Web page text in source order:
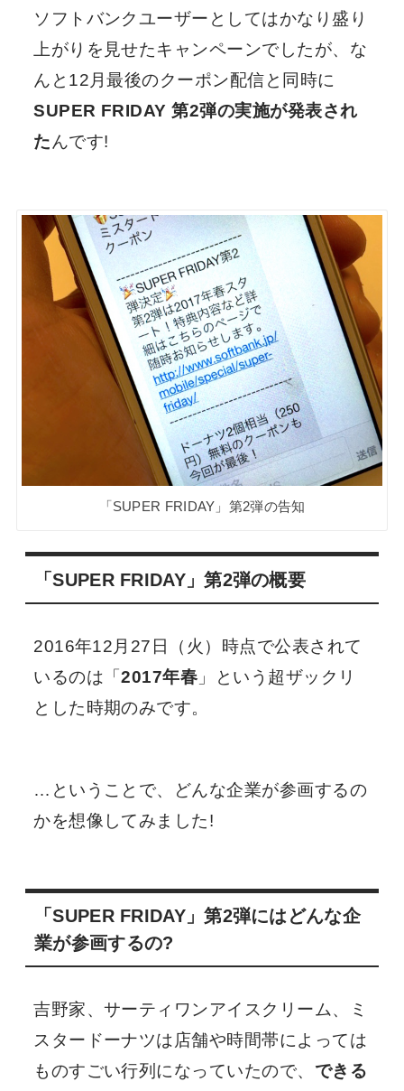
ソフトバンクユーザーとしてはかなり盛り
上がりを見せたキャンペーンでしたが、な
んと12月最後のクーポン配信と同時に
SUPER FRIDAY 第2弾の実施が発表され
たんです!
「SUPER FRIDAY」第2弾の告知
「SUPER FRIDAY」第2弾の概要
2016年12月27日（火）時点で公表されて
いるのは「2017年春 」という超ザックリ
とした時期のみです。
…ということで、どんな企業が参画するの
かを想像してみました!
「SUPER FRIDAY」第2弾にはどんな企
業が参画するの?
吉野家、サーティワンアイスクリーム、ミ
スタードーナツは店舗や時間帯によっては
ものすごい行列になっていたので、 できる